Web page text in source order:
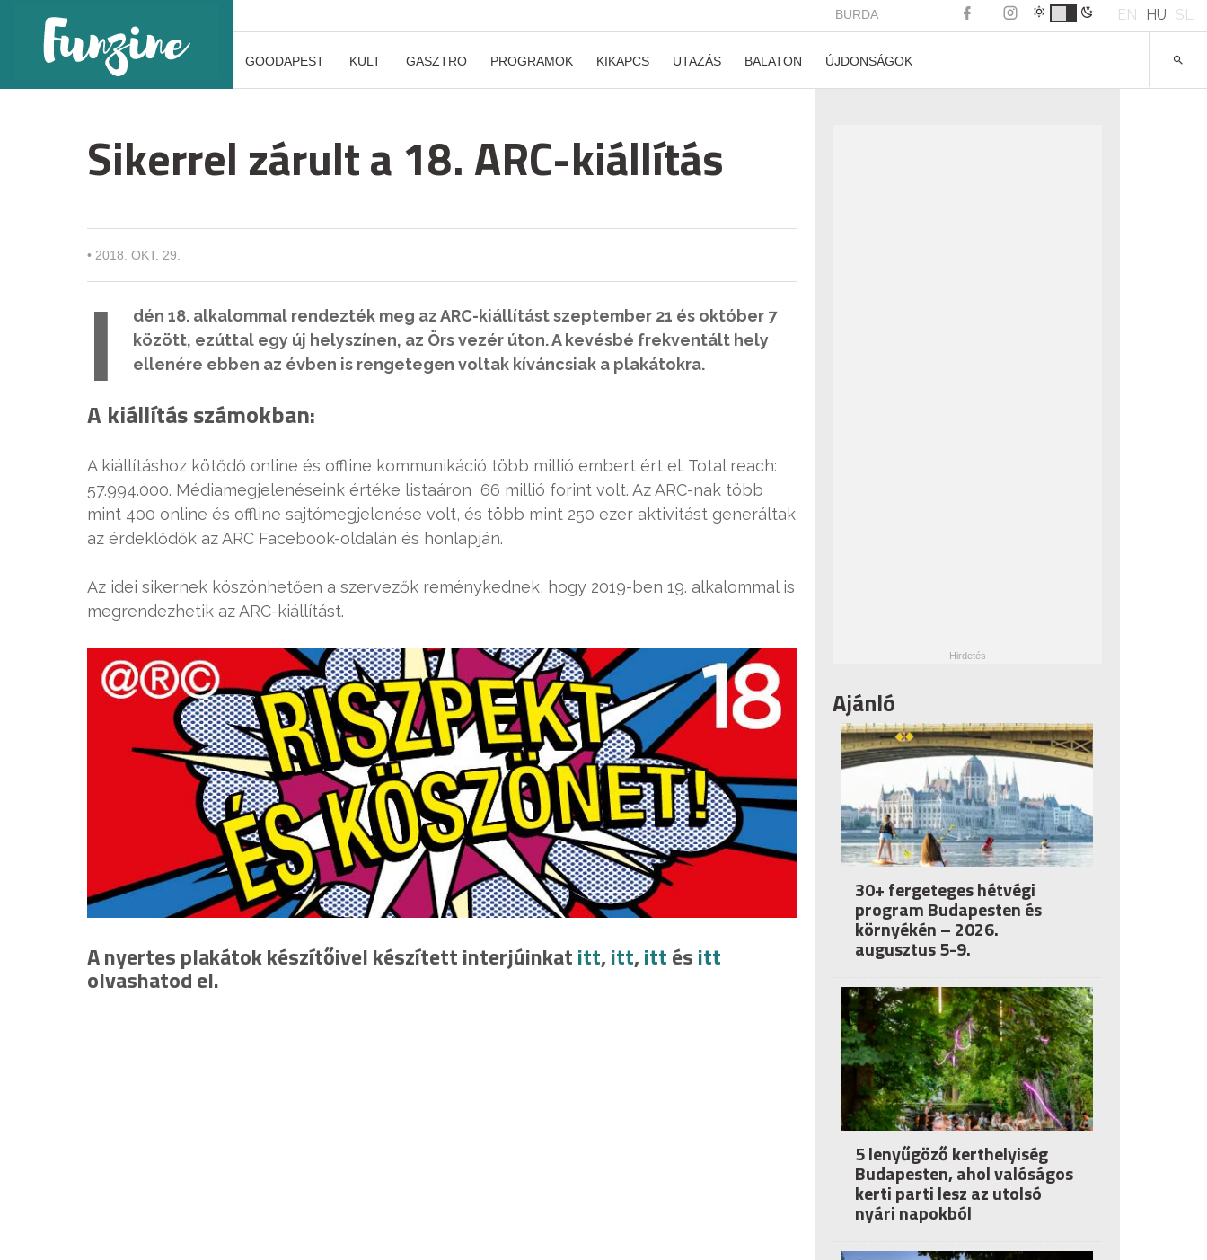
BURDA EN HU SL
GOODAPEST KULT GASZTRO PROGRAMOK KIKAPCS UTAZÁS BALATON ÚJDONSÁGOK
Sikerrel zárult a 18. ARC-kiállítás
• 2018. OKT. 29.
I
dén 18. alkalommal rendezték meg az ARC-kiállítást szeptember 21 és október 7
között, ezúttal egy új helyszínen, az Örs vezér úton. A kevésbé frekventált hely
ellenére ebben az évben is rengetegen voltak kíváncsiak a plakátokra.
A kiállítás számokban:
A kiállításhoz kötődő online és offline kommunikáció több millió embert ért el. Total reach:
57.994.000. Médiamegjelenéseink értéke listaáron 66 millió forint volt. Az ARC-nak több
mint 400 online és offline sajtómegjelenése volt, és több mint 250 ezer aktivitást generáltak
az érdeklődők az ARC Facebook-oldalán és honlapján.
Az idei sikernek köszönhetően a szervezők reménykednek, hogy 2019-ben 19. alkalommal is
megrendezhetik az ARC-kiállítást.
A nyertes plakátok készítőivel készített interjúinkatitt,itt,ittésitt
olvashatod el.
Ajánló
30+ fergeteges hétvégi
program Budapesten és
környékén – 2026.
augusztus 5-9.
5 lenyűgöző kerthelyiség
Budapesten, ahol valóságos
kerti parti lesz az utolsó
nyári napokból